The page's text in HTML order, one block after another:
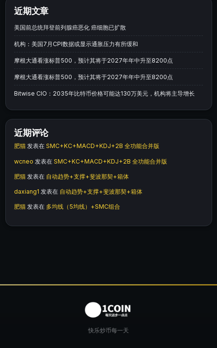
近期文章
美国前总统拜登前列腺癌恶化 癌细胞已扩散
机构：美国7月CPI数据或显示通胀压力有所缓和
摩根大通看涨标普500，预计其将于2027年年中升至8200点
摩根大通看涨标普500，预计其将于2027年年中升至8200点
Bitwise CIO：2035年比特币价格可能达130万美元，机构将主导增长
近期评论
肥猫 发表在 SMC+KC+MACD+KDJ+2B 全功能合并版
wcneo 发表在 SMC+KC+MACD+KDJ+2B 全功能合并版
肥猫 发表在 自动趋势+支撑+斐波那契+箱体
daxiang1 发表在 自动趋势+支撑+斐波那契+箱体
肥猫 发表在 多均线（5均线）+SMC组合
快乐炒币每一天